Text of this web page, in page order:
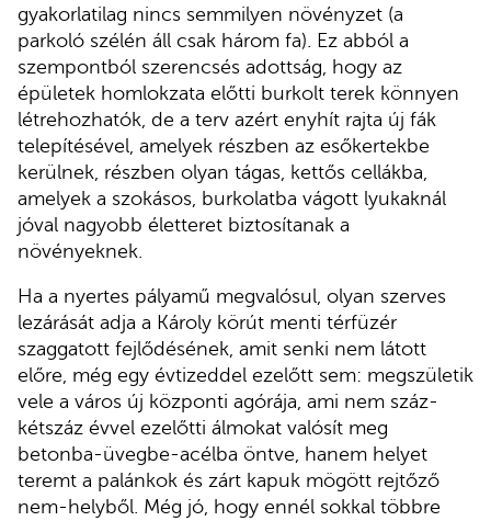
gyakorlatilag nincs semmilyen növényzet (a
parkoló szélén áll csak három fa). Ez abból a
szempontból szerencsés adottság, hogy az
épületek homlokzata előtti burkolt terek könnyen
létrehozhatók, de a terv azért enyhít rajta új fák
telepítésével, amelyek részben az esőkertekbe
kerülnek, részben olyan tágas, kettős cellákba,
amelyek a szokásos, burkolatba vágott lyukaknál
jóval nagyobb életteret biztosítanak a
növényeknek.
Ha a nyertes pályamű megvalósul, olyan szerves
lezárását adja a Károly körút menti térfüzér
szaggatott fejlődésének, amit senki nem látott
előre, még egy évtizeddel ezelőtt sem: megszületik
vele a város új központi agórája, ami nem száz-
kétszáz évvel ezelőtti álmokat valósít meg
betonba-üvegbe-acélba öntve, hanem helyet
teremt a palánkok és zárt kapuk mögött rejtőző
nem-helyből. Még jó, hogy ennél sokkal többre